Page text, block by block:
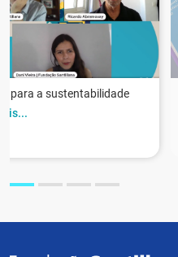
para a sustentabilidade